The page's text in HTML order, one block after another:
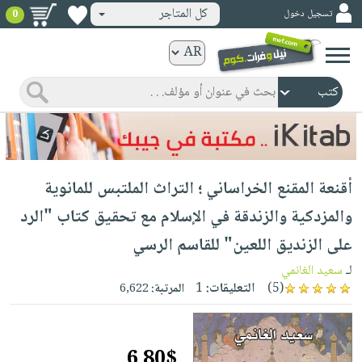
ورقية
المواضيع
صدر
حديثاً
الأكثر
مبيعاً
جوائز
شحن
مخفض
عروض
خاصة
صفحات
مشوقة
كتب
الكترونية
الرئيسية
صدر
حديثاً
الأكثر
مبيعاً
كتب
مجانية
صوتية
الصفحة
الرئيسية
masmu3
بلا
حدود
أطفال
وناشئة
الصفحةوسائل
تسجيل دخول كل المتاجر 0
أقنعة المقنع الخراساني ؛ التراث الملتبس للمانوية
والمزدكية والزندقة في الإسلام مع تحقيق كتاب "الرد
على الزنديق اللعين" للقاسم الرسي
لـسعيد الغانمي
(5)
التعليقات:1 المرتبة:6,622